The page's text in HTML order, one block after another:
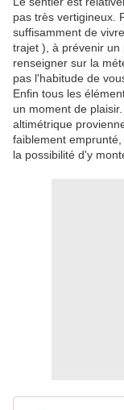
pas très vertigineux.
suffisamment de
trajet ), à prévenir
renseigner sur la
pas l'habitude de
Enfin tous les
un moment de
altimétrique
faiblement
la possibilité d'y